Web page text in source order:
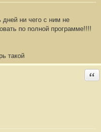
дней ни чего с ним не
по полной программе!!!!
такой